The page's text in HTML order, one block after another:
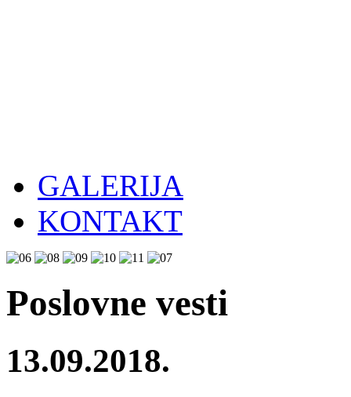
GALERIJA
KONTAKT
Poslovne vesti
13.09.2018.